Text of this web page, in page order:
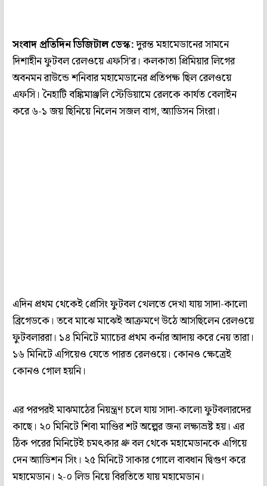
সংবাদ প্রতিদিন ডিজিটাল ডেস্ক:দুরন্ত মহামেডানের সামনে
দিশাহীন ফুটবল রেলওয়ে এফসি'র। কলকাতা প্রিমিয়ার লিগের
অবনমন রাউন্ডে শনিবার মহামেডানের প্রতিপক্ষ ছিল রেলওয়ে
এফসি। নৈহাটি বঙ্কিমাঞ্জলি স্টেডিয়ামে রেলকে কার্যত বেলাইন
করে ৬-১ জয় ছিনিয়ে নিলেন সজল বাগ, অ্যাডিসন সিংরা।
এদিন প্রথম থেকেই প্রেসিং ফুটবল খেলতে দেখা যায় সাদা-কালো
ব্রিগেডকে। তবে মাঝে মাঝেই আক্রমণে উঠে আসছিলেন রেলওয়ে
ফুটবলাররা। ১৪ মিনিটে ম্যাচের প্রথম কর্নার আদায় করে নেয় তারা।
১৬ মিনিটে এগিয়েও যেতে পারত রেলওয়ে। কোনও ক্ষেত্রেই
কোনও গোল হয়নি।
এর পরপরই মাঝমাঠের নিয়ন্ত্রণ চলে যায় সাদা-কালো ফুটবলারদের
কাছে। ২০ মিনিটে শিবা মাণ্ডির শট অল্পের জন্য লক্ষ্যভ্রষ্ট হয়। এর
ঠিক পরের মিনিটেই চমৎকার থ্রু বল থেকে মহামেডানকে এগিয়ে
দেন অ্যাডিশন সিং। ২৫ মিনিটে সাকার গোলে ব্যবধান দ্বিগুণ করে
মহামেডান। ২-০ লিড নিয়ে বিরতিতে যায় মহামেডান।